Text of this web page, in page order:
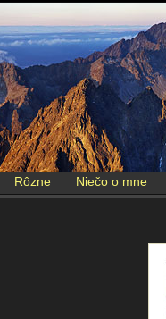
Rôzne Niečo o mne